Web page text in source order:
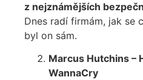
z nejznámějších
Dnes radí firmám, jak se
byl on sám.
Marcus Hutchins –
WannaCry